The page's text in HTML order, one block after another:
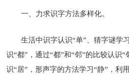
一、力求识字方法多样化。
生活中识字认识“单”、猜字谜学
识“都”，通过“都”和“邻”的比较认识“
识“居”，形声字的方法学习“静”，利